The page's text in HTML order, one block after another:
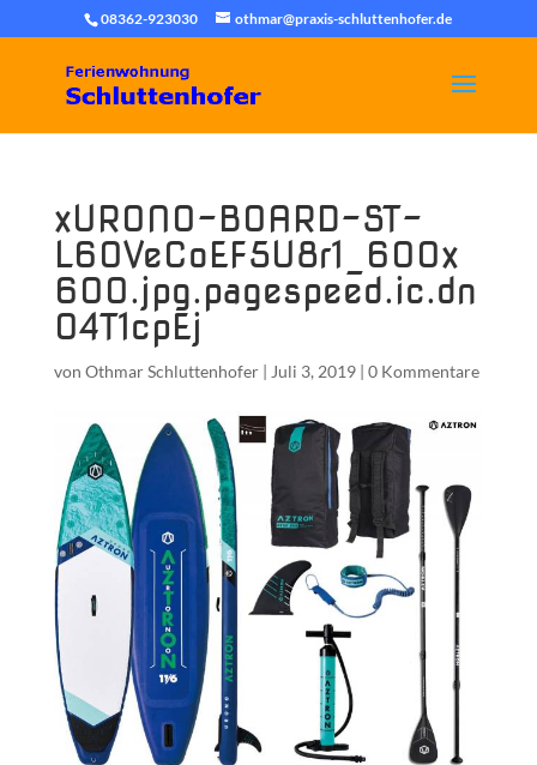
08362-923030 othmar@praxis-schluttenhofer.de
xURONO-BOARD-ST-
L60VeCoEF5U8r1_600x
600.jpg.pagespeed.ic.dn
04T1cpEj
von Othmar Schluttenhofer| Juli 3, 2019| 0 Kommentare